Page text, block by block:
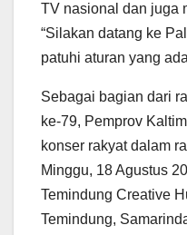
TV nasional dan juga
“Silakan datang ke
patuhi aturan yang
Sebagai bagian dari
ke-79, Pemprov
konser rakyat dalam
Minggu, 18 Agustus
Temindung Creative
Temindung,